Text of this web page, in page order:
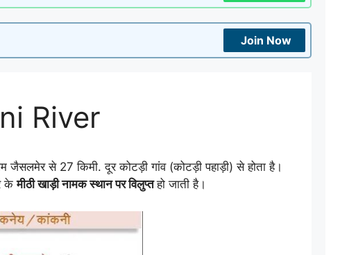
Join Now
River
से 27 किमी. दूर कोटड़ी गांव (कोटड़ी पहाड़ी) से होता है।
केमीठी खाड़ी नामक स्थान पर विलुप्तहो जाती है।